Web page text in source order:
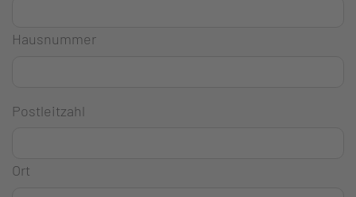
Hausnummer
Postleitzahl
Ort